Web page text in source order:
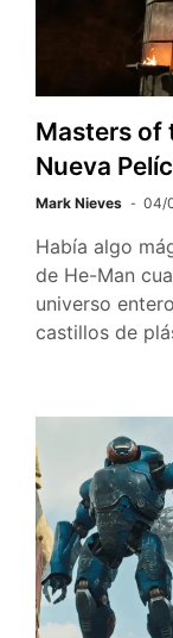
Masters of
Nueva
Mark Nieves 04/
Había algo
de He-Man
universo
castillos de